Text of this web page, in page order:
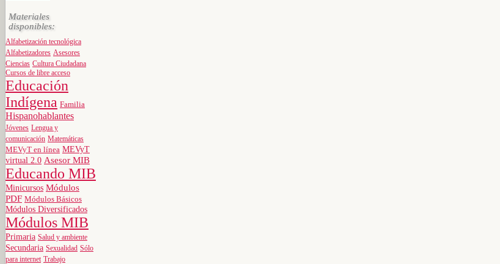
Materiales
disponibles:
Alfabetización tecnológica
Alfabetizadores Asesores
Ciencias Cultura Ciudadana
Cursos de libre acceso
Educación
Indígena Familia
Hispanohablantes
Jóvenes Lengua y
comunicación Matemáticas
MEVyT en línea MEVyT
virtual 2.0 Asesor MIB
Educando MIB
Minicursos Módulos
PDF Módulos Básicos
Módulos Diversificados
Módulos MIB
Primaria Salud y ambiente
Secundaria Sexualidad Sólo
para internet Trabajo